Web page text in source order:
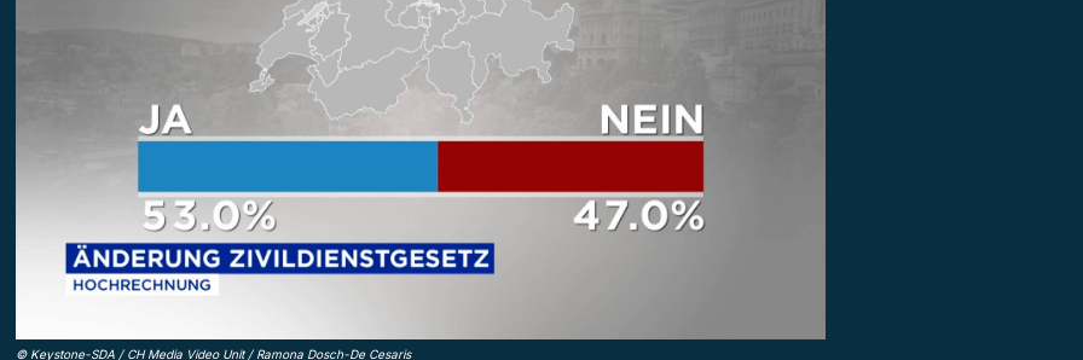
© Keystone-SDA / CH Media Video Unit / Ramona Dosch-De Cesaris